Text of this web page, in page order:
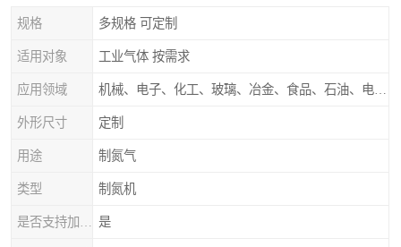
规格 多规格 可定制
适用对象 工业气体 按需求
应用领域
外形尺寸 定制
用途 制氮气
类型 制氮机
是